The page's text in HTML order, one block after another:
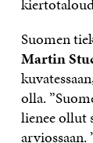
Suomen
Martin
olla.
lienee ollut
arviossaan.